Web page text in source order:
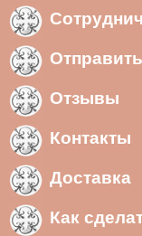
Отзывы
Контакты
Доставка
Как